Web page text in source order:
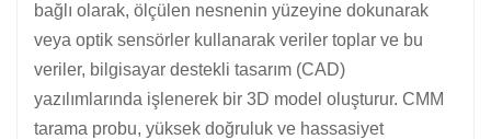
bağlı olarak, ölçülen nesnenin yüzeyine dokunarak
veya optik sensörler kullanarak veriler toplar ve bu
veriler, bilgisayar destekli tasarım (CAD)
yazılımlarında işlenerek bir 3D model oluşturur. CMM
tarama probu, yüksek doğruluk ve hassasiyet